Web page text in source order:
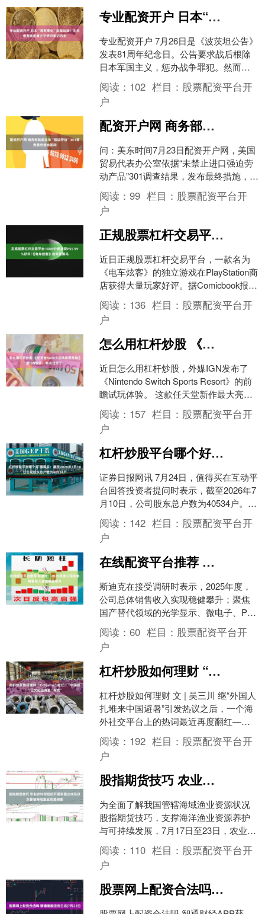
专业配资开户 日本“再军事化”进程加速！东京审判亲历者之子呼吁牢记历史
专业配资开户 7月26日是《波茨坦公告》
发表81周年纪念日。公告要求战后根除
日本军国主义，惩办战争罪犯。然而，
日本首相高市早苗上台以来，不断加速
日本“再军事化”....
阅读： 102 栏目： 股票配资平台开
户
配资开户网 商务部就美发布“强迫劳动”301调查最终措施答问
问：美东时间7月23日配资开户网，美国
贸易代表办公室依据“未禁止进口强迫劳
动产品”301调查结果，发布最终措施，对
包括中国在内的60个经济体加征301关
税，对华....
阅读：99 栏目： 股票配资平台开
户
正规股票杠杆交易平台 IGN9分新游获PS5 99%好评!《电车炫客》成年度黑马
近日正规股票杠杆交易平台，一款名为
《电车炫客》的独立游戏在PlayStation商
店获得大量玩家好评。据Comicbook报
道，该游戏在PS5平台累计超过500....
阅读： 136 栏目： 股票配资平台开
户
怎么用杠杆炒股 《任天堂Switch运动度假胜地》遭IGN锐评：有点过时了！
近日怎么用杠杆炒股，外媒IGN发布了
《Nintendo Switch Sports Resort》的前
瞻试玩体验。 这款任天堂新作最大亮点
莫过于经典场景“Wuh....
阅读： 157 栏目： 股票配资平台开
户
杠杆炒股平台哪个好 值得买：截至2026年7月10日公司股东总户数为40534户
证券日报网讯 7月24日，值得买在互动平
台回答投资者提问时表示，截至2026年7
月10日，公司股东总户数为40534户。
（文章来源：证券日报）杠杆炒股平台
哪个....
阅读： 142 栏目： 股票配资平台开
户
在线配资平台推荐 斯迪克：2025年度公司总体销售收入实现稳健攀升
斯迪克在接受调研时表示，2025年度，
公司总体销售收入实现稳健攀升；聚焦
国产替代领域的光学显示、微电子、PET
薄膜三大业务，均取得较大幅度增长。
（文章来源：证....
阅读：60 栏目： 股票配资平台开
户
杠杆炒股如何理财 “C-Drama”走红，“中国剧”让文化出海更“有戏”
杠杆炒股如何理财 文 | 吴三川 继“外国人
扎堆来中国避暑”引发热议之后，一个海
外社交平台上的热词最近再度翻红——
“C-Drama（中国电视剧）”。 “C-Dr....
阅读： 192 栏目： 股票配资平台开
户
股指期货技巧 农业农村部组织开展我国台湾岛以东管辖海域渔业资源调查
为全面了解我国管辖海域渔业资源状况
股指期货技巧，支撑海洋渔业资源养护
与可持续发展，7月17日至23日，农业农
村部中国水产科学研究院东海水产研究
所“蓝海201”科....
阅读： 110 栏目： 股票配资平台开
户
股票网上配资合法吗 智通港股投资日志|7月23日